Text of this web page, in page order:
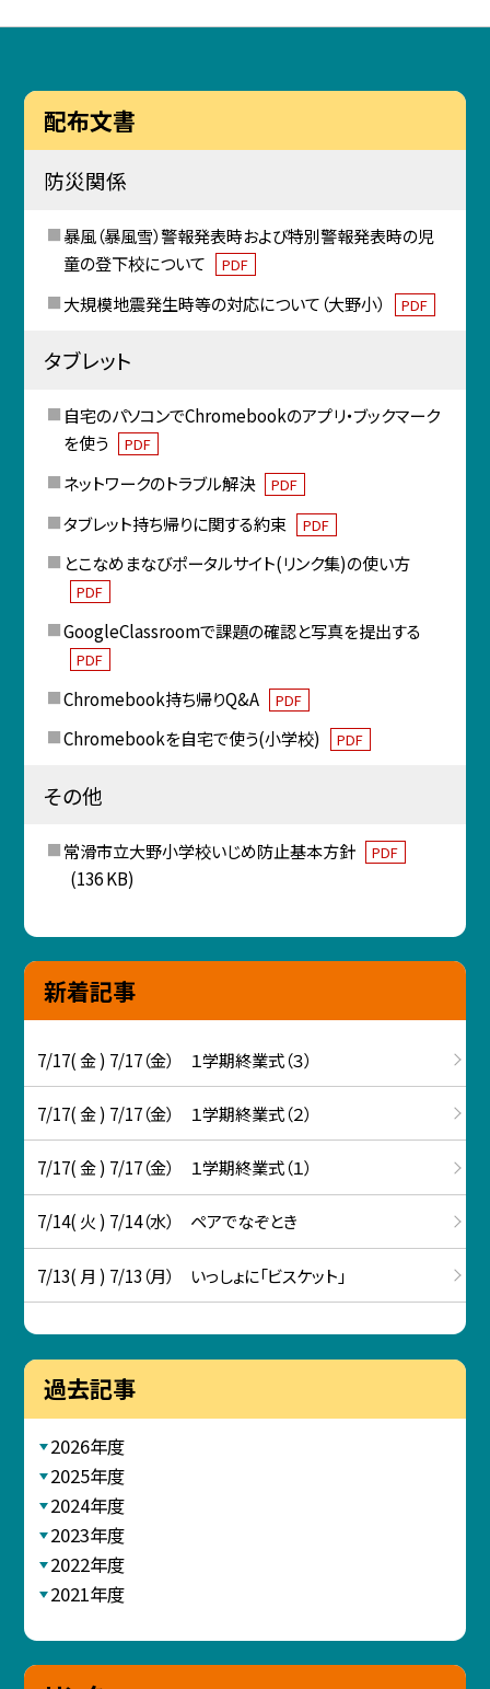
配布文書
防災関係
暴風（暴風雪）警報発表時および特別警報発表時の児
童の登下校について
PDF
大規模地震発生時等の対応について（大野小） PDF
タブレット
自宅のパソコンでChromebookのアプリ・ブックマーク
を使う
PDF
ネットワークのトラブル解決 PDF
タブレット持ち帰りに関する約束 PDF
とこなめまなびポータルサイト(リンク集)の使い方
PDF
GoogleClassroomで課題の確認と写真を提出する
PDF
Chromebook持ち帰りQ&A PDF
Chromebookを自宅で使う(小学校) PDF
その他
常滑市立大野小学校いじめ防止基本方針 PDF
(136 KB)
新着記事
7/17( 金 ) 7/17（金） １学期終業式（３）
7/17( 金 ) 7/17（金） １学期終業式（２）
7/17( 金 ) 7/17（金） １学期終業式（１）
7/14( 火 ) 7/14（水） ペアでなぞとき
7/13( 月 ) 7/13（月） いっしょに「ビスケット」
過去記事
2026年度
2025年度
2024年度
2023年度
2022年度
2021年度